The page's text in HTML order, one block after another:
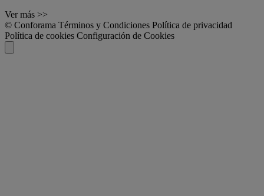
Ver más >>
© Conforama Términos y Condiciones Política de privacidad
Política de cookies Configuración de Cookies